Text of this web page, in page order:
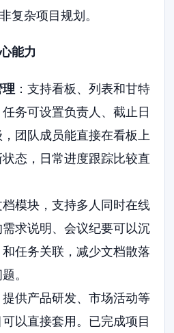
复杂项目规划。
能力
：支持看板、列表和甘特
务可设置负责人、截止日
团队成员能直接在看板上
态，日常进度跟踪比较直
模块，支持多人同时在线
求说明、会议纪要可以沉
任务关联，减少文档散落
。
提供产品研发、市场活动等
以直接套用。已完成项目